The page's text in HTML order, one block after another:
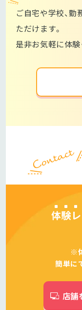
ご自宅や学校、
ただけます。
是非お気軽に体験
体験
※
簡単に
店舗